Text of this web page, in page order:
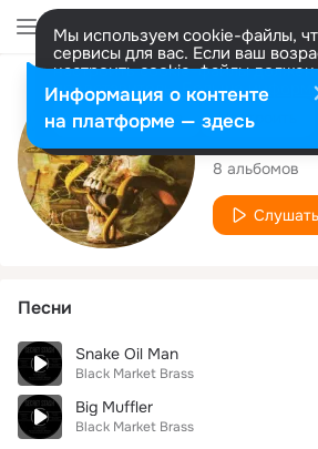
Мы используем cookie-файлы,
сервисы для вас. Если ваш
настроить cookie-файлы
представитель. Больше
Разрешить все Настроить
Black
8 альбомов
Слушать
Песни
Snake Oil Man
Black Market Brass
Big Muffler
Black Market Brass
Информация о контенте
на платформе — здесь